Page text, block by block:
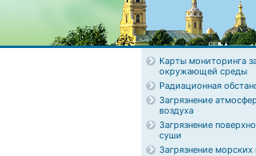
Карты мониторинга
окружающей среды
Радиационная
Загрязнение
воздуха
Загрязнение
суши
Загрязнение морских